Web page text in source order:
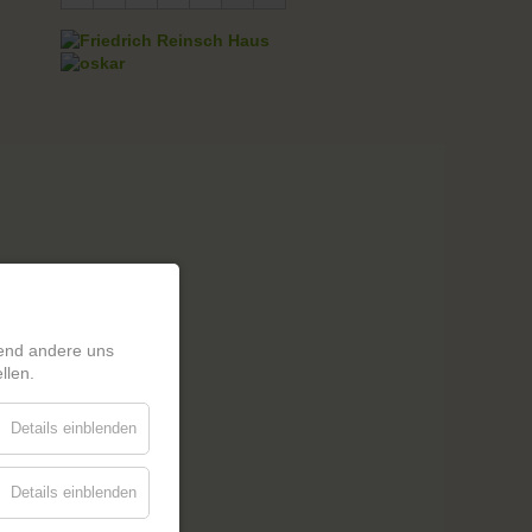
andere uns
Details einblenden
Details einblenden